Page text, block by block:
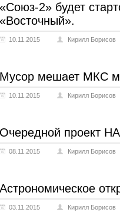
«Союз-2» будет
«Восточный».
10.11.2015 Кирилл Борисов
Мусор мешает МКС
10.11.2015 Кирилл Борисов
Очередной проект
08.11.2015 Кирилл Борисов
Астрономическое
03.11.2015 Кирилл Борисов